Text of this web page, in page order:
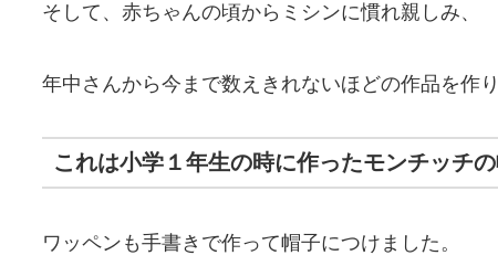
そして、赤ちゃんの頃からミシンに慣れ親しみ、
年中さんから今まで数えきれないほどの作品を作
これは小学１年生の時に作ったモンチッチ
ワッペンも手書きで作って帽子につけました。